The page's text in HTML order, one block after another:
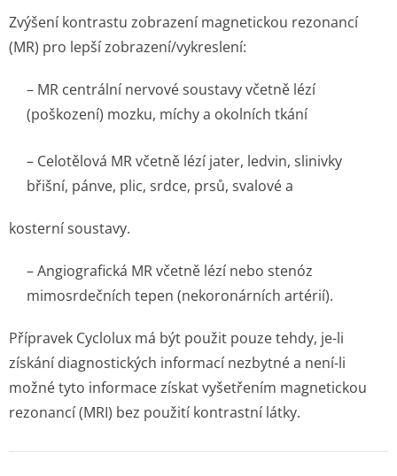
Zvýšení kontrastu zobrazení magnetickou rezonancí
(MR) pro lepší zobrazení/vykres­lení:
– MR centrální nervové soustavy včetně lézí
(poškození) mozku, míchy a okolních tkání
– Celotělová MR včetně lézí jater, ledvin, slinivky
břišní, pánve, plic, srdce, prsů, svalové a
kosterní soustavy.
– Angiografická MR včetně lézí nebo stenóz
mimosrdečních tepen (nekoronárních artérií).
Přípravek Cyclolux má být použit pouze tehdy, je-li
získání diagnostických informací nezbytné a není-li
možné tyto informace získat vyšetřením magnetickou
rezonancí (MRI) bez použití kontrastní látky.